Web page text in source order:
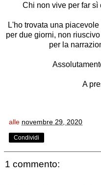
Chi non vive per far
L'ho trovata una
per due giorni, non
per la
A
alle novembre 29, 2020
Condividi
1 commento: